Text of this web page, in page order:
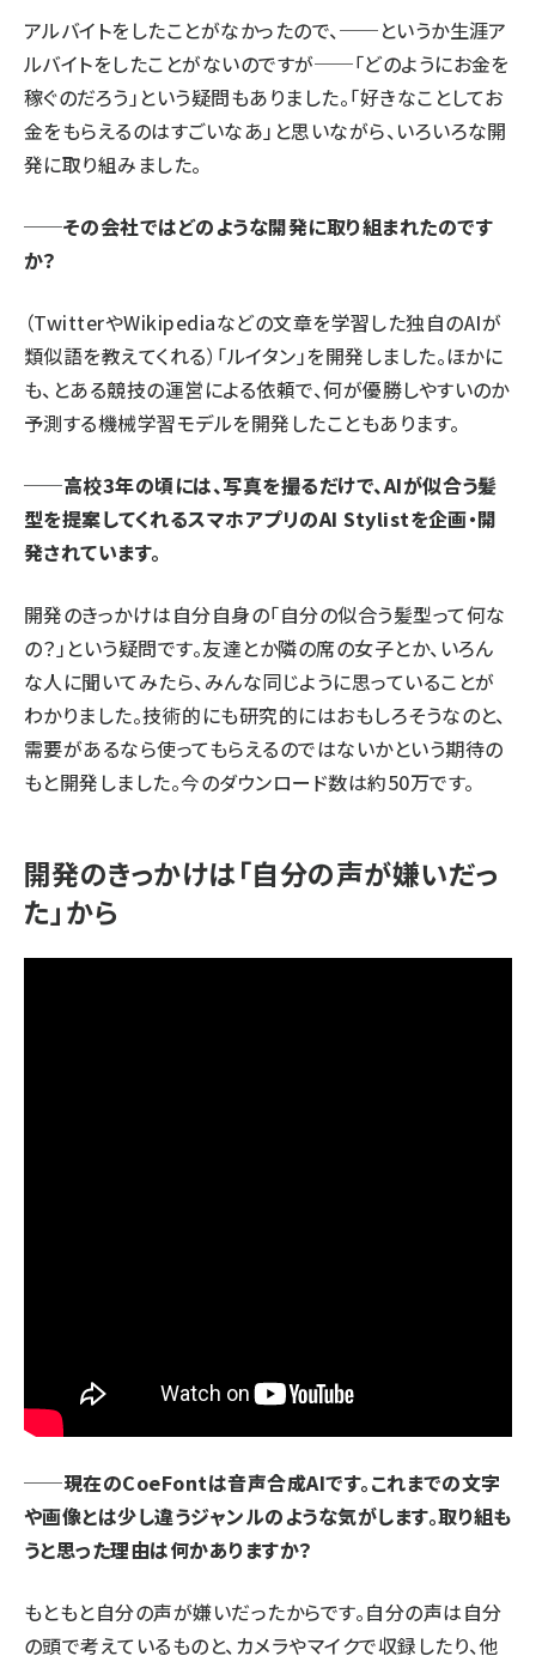
アルバイトをしたことがなかったので、──というか生涯ア
ルバイトをしたことがないのですが──「どのようにお金を
稼ぐのだろう」という疑問もありました。「好きなことしてお
金をもらえるのはすごいなあ」と思いながら、いろいろな開
発に取り組みました。
──その会社ではどのような開発に取り組まれたのです
か？
（TwitterやWikipediaなどの文章を学習した独自のAIが
類似語を教えてくれる） 「ルイタン」を開発しました。ほかに
も、とある競技の運営による依頼で、何が優勝しやすいのか
予測する機械学習モデルを開発したこともあります。
──高校3年の頃には、写真を撮るだけで、AIが似合う髪
型を提案してくれるスマホアプリのAI Stylistを企画・開
発されています。
開発のきっかけは自分自身の「自分の似合う髪型って何な
の？」という疑問です。友達とか隣の席の女子とか、いろん
な人に聞いてみたら、みんな同じように思っていることが
わかりました。技術的にも研究的にはおもしろそうなのと、
需要があるなら使ってもらえるのではないかという期待の
もと開発しました。今のダウンロード数は約50万です。
開発のきっかけは「自分の声が嫌いだっ
た」から
──現在のCoeFontは音声合成AIです。これまでの文字
や画像とは少し違うジャンルのような気がします。取り組も
うと思った理由は何かありますか？
もともと自分の声が嫌いだったからです。自分の声は自分
の頭で考えているものと、カメラやマイクで収録したり、他